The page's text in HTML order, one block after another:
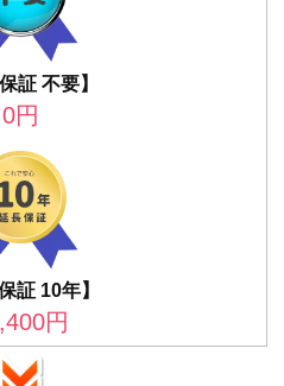
証 不要】
0円
証 10年】
円